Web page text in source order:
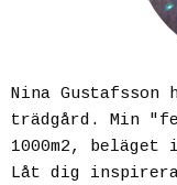
Nina Gustafsson
trädgård. Min
1000m2,
Låt dig